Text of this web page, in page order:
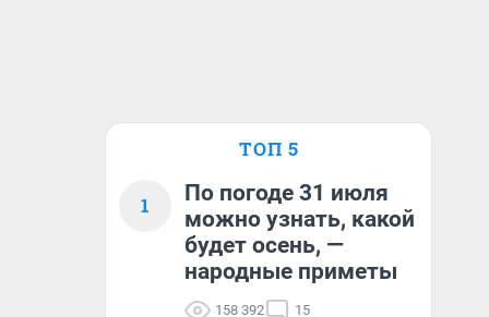
ТОП 5
1
По погоде 31 июля
можно узнать, какой
будет осень, —
народные приметы
158 392 15